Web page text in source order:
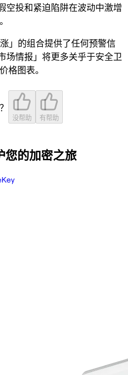
投和紧迫陷阱在波动中激增
」的组合提供了任何预警信
场情报」将更多关乎于安全卫
格图表。
没帮助 有帮助
您的加密之旅